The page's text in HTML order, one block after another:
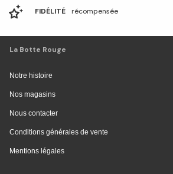
FIDÉLITÉ récompensée
La Botte Rouge
Notre histoire
Nos magasins
Nous contacter
Conditions générales de vente
Mentions légales